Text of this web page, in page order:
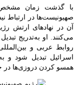
با گذشت زمان
صهیونیست‌ها در ارتباط
آن در نهادهای ارتش
می‌کنند. او به‌تدریج
روابط عربی و
اسرائیل تبدیل شود و
همسو کردن دروزی‌ها در